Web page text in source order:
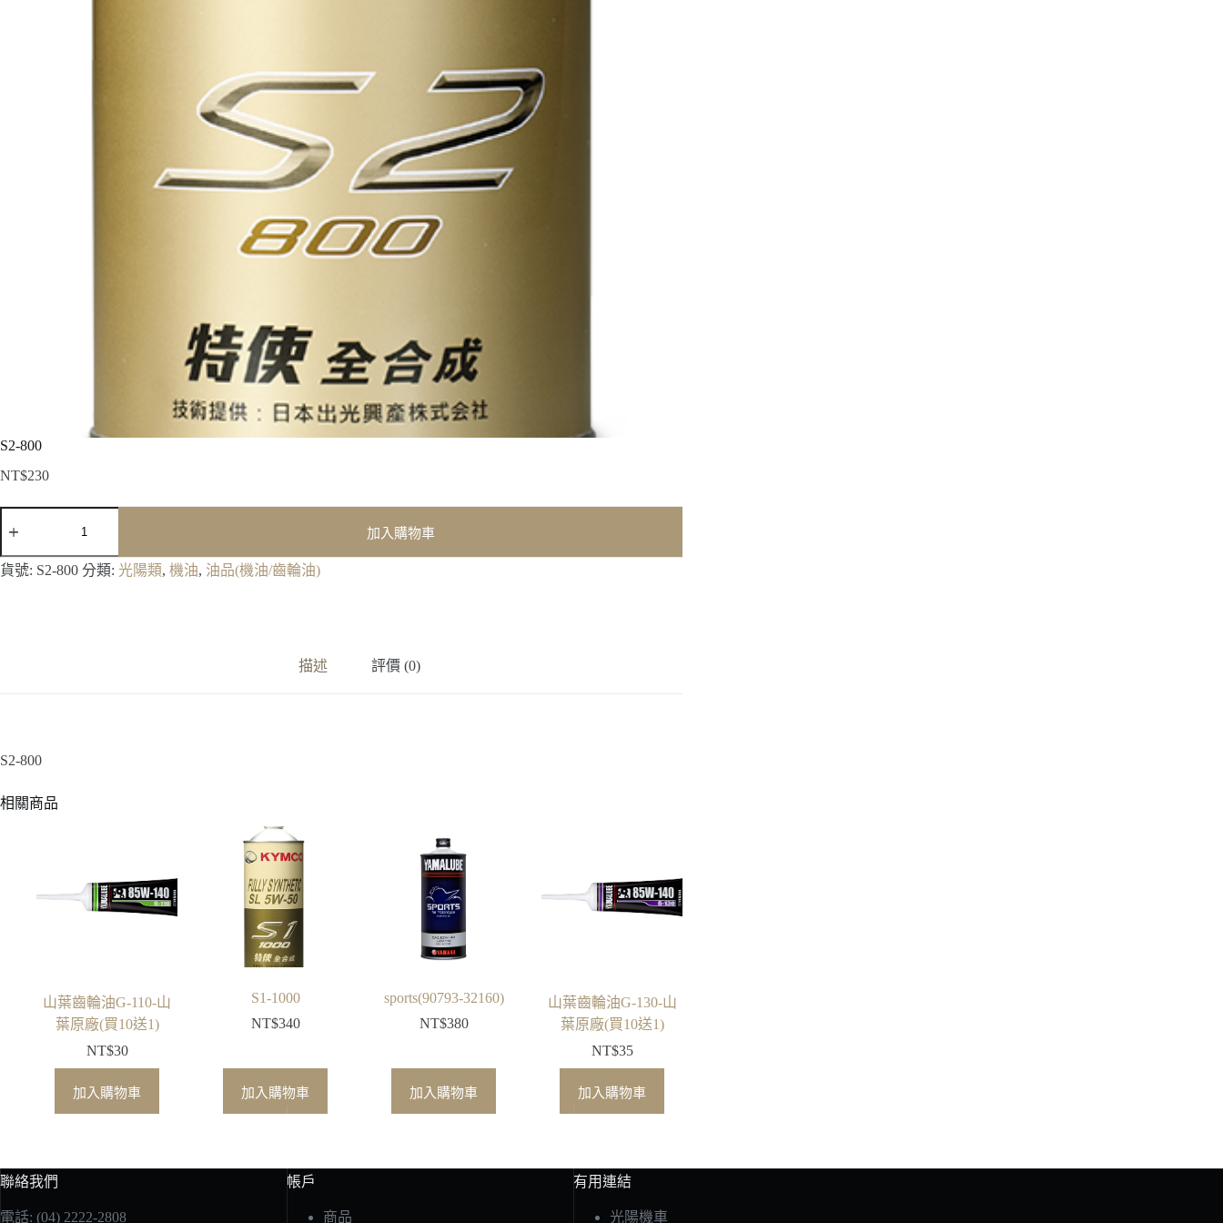
S2-800
NT$230
S2-
800
量
加入購物車
貨號: S2-800 分類: 光陽類, 機油, 油品(機油/齒輪油)
描述 評價 (0)
S2-800
相關商品
山葉齒輪油G-110-山
葉原廠(買10送1)
NT$30
加入購物車
S1-1000
NT$340
加入購物車
sports(90793-32160)
NT$380
加入購物車
山葉齒輪油G-130-山
葉原廠(買10送1)
NT$35
加入購物車
聯絡我們
電話: (04) 2222-2808
帳戶
商品
有用連結
光陽機車